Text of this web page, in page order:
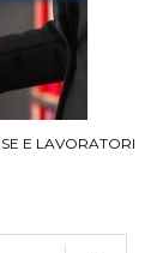
E LAVORATORI